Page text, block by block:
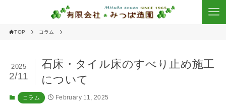
TOP コラム
石床・タイル床のすべり止め施工
について
2025
2/11
コラム February 11, 2025